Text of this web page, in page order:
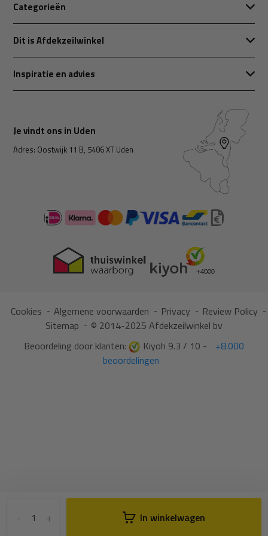
+
- In winkelwagen
Categorieën
Dit is Afdekzeilwinkel
Inspiratie en advies
Je vindt ons in Uden
Adres: Oostwijk 11 B, 5406 XT Uden
Cookies Algemene voorwaarden Privacy
Review Policy
Sitemap
© 2014-2025 Afdekzeilwinkel bv
Beoordeling door klanten:
Kiyoh 9.3 / 10 -
+8.000
beoordelingen